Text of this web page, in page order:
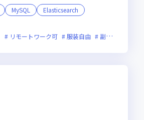
MySQL
Elasticsearch
リモートワーク可 服装自由 副業可